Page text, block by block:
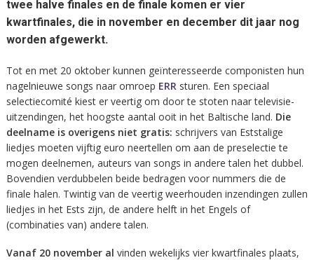
twee halve finales en de finale komen er vier
kwartfinales, die in november en december dit jaar nog
worden afgewerkt.
Tot en met 20 oktober kunnen geïnteresseerde componisten hun
nagelnieuwe songs naar omroep ERR sturen. Een speciaal
selectiecomité kiest er veertig om door te stoten naar televisie-
uitzendingen, het hoogste aantal ooit in het Baltische land. Die
deelname is overigens niet gratis: schrijvers van Eststalige
liedjes moeten vijftig euro neertellen om aan de preselectie te
mogen deelnemen, auteurs van songs in andere talen het dubbel.
Bovendien verdubbelen beide bedragen voor nummers die de
finale halen. Twintig van de veertig weerhouden inzendingen zullen
liedjes in het Ests zijn, de andere helft in het Engels of
(combinaties van) andere talen.
Vanaf 20 november al vinden wekelijks vier kwartfinales plaats,